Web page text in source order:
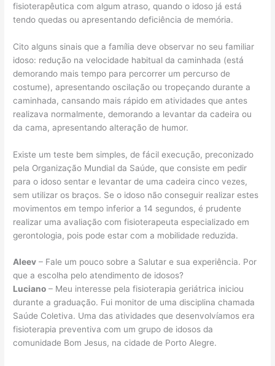
fisioterapêutica com algum atraso, quando o idoso já está
tendo quedas ou apresentando deficiência de memória.
Cito alguns sinais que a família deve observar no seu familiar
idoso: redução na velocidade habitual da caminhada (está
demorando mais tempo para percorrer um percurso de
costume), apresentando oscilação ou tropeçando durante a
caminhada, cansando mais rápido em atividades que antes
realizava normalmente, demorando a levantar da cadeira ou
da cama, apresentando alteração de humor.
Existe um teste bem simples, de fácil execução, preconizado
pela Organização Mundial da Saúde, que consiste em pedir
para o idoso sentar e levantar de uma cadeira cinco vezes,
sem utilizar os braços. Se o idoso não conseguir realizar estes
movimentos em tempo inferior a 14 segundos, é prudente
realizar uma avaliação com fisioterapeuta especializado em
gerontologia, pois pode estar com a mobilidade reduzida.
Aleev – Fale um pouco sobre a Salutar e sua experiência. Por
que a escolha pelo atendimento de idosos?
Luciano – Meu interesse pela fisioterapia geriátrica iniciou
durante a graduação. Fui monitor de uma disciplina chamada
Saúde Coletiva. Uma das atividades que desenvolvíamos era
fisioterapia preventiva com um grupo de idosos da
comunidade Bom Jesus, na cidade de Porto Alegre.